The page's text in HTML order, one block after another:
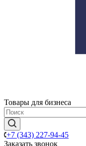
Товары для бизнеса
+7 (343) 227-94-45
Заказать звонок